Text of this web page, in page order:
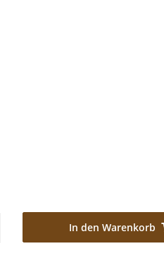
In den Warenkorb